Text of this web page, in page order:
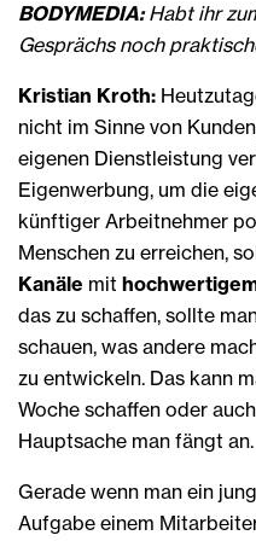
BODYMEDIA:Habt ihr
Gesprächs noch
Kristian Kroth:
nicht im Sinne von
eigenen Dienstleistung
Eigenwerbung, um die
künftiger Arbeitnehmer
Menschen zu erreichen,
Kanäle mit
das zu schaffen, sollte
schauen, was andere
zu entwickeln. Das kann
Woche schaffen oder
Hauptsache man fängt an.
Gerade wenn man ein
Aufgabe einem